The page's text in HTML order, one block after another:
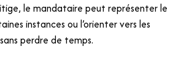
le mandataire peut représenter le
instances ou l’orienter vers les
perdre de temps.